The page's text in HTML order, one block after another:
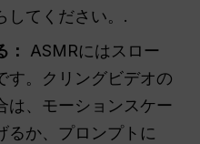
してください。.
：
ASMRにはスロー
す。クリングビデオの
は、モーションスケー
るか、プロンプトに